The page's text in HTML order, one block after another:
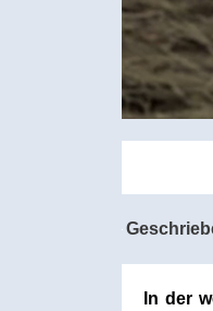
In der